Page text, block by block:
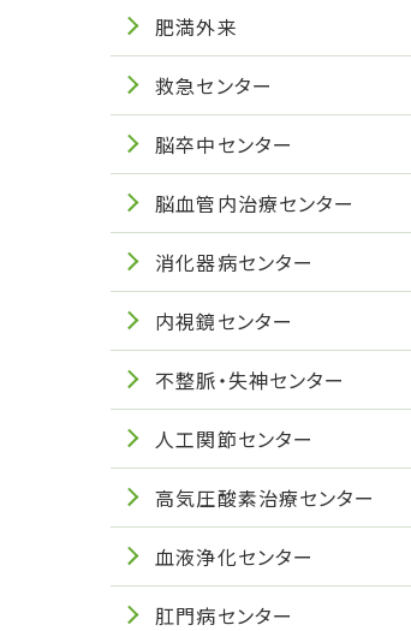
肥満外来
救急センター
脳卒中センター
脳血管内治療センター
消化器病センター
内視鏡センター
不整脈・失神センター
人工関節センター
高気圧酸素治療センター
血液浄化センター
肛門病センター